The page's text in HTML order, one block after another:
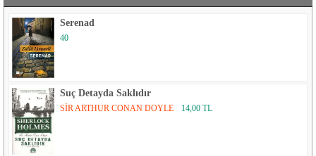
Serenad
40
Suç Detayda Saklıdır
SİR ARTHUR CONAN DOYLE 14,00 TL